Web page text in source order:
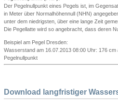
Der Pegelnullpunkt eines Pegels ist, im
in Meter über Normalhöhennull (NHN)
unter dem niedrigsten, über eine lange Zeit
Die Pegellatte wird so angebracht, dass deren
Beispiel am Pegel Dresden:
Wasserstand am 16.07.2013 08:00 Uhr: 176 cm
Pegelnullpunkt
Download langfristiger